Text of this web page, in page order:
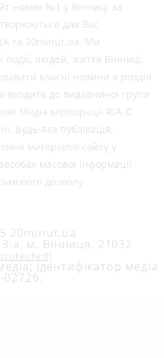
новин №1 у Вінниці за
для Вас
та 20minut.ua. Ми
події, людей, життя Вінниці.
власні новини в розділ
входить до видавничої групи
Медіа корпорації RIA ©
Будь-яка публiкацiя,
матеріалів сайту у
масової інформації
дозволу
20minut.ua
а, м. Вінниця, 21032
ідентифікатор медіа
02726.